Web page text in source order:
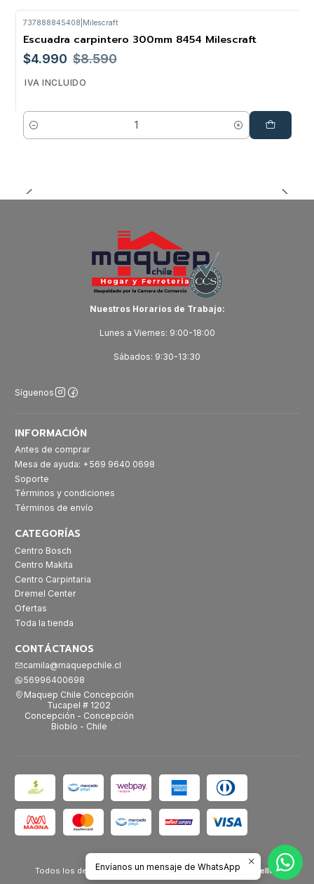
-42%
737888845408 Milescraft
Escuadra carpintero 300mm 8454 Milescraft
$4.990 $8.590
IVA INCLUIDO
Cantidad
Nuestros Horarios de Trabajo:
Lunes a Viernes: 9:00-18:00
Sábados: 9:30-13:30
Síguenos
INFORMACIÓN
Antes de comprar
Mesa de ayuda: +569 9640 0698
Soporte
Términos y condiciones
Términos de envío
CATEGORÍAS
Centro Bosch
Centro Makita
Centro Carpintaria
Dremel Center
Ofertas
Toda la tienda
CONTÁCTANOS
camila@maquepchile.cl
56996400698
Maquep Chile Concepción
Tucapel # 1202
Concepción - Concepción
Biobío - Chile
Todos los derechos reservados.Desarrollado por Jumpseller.
Envíanos un mensaje de WhatsApp